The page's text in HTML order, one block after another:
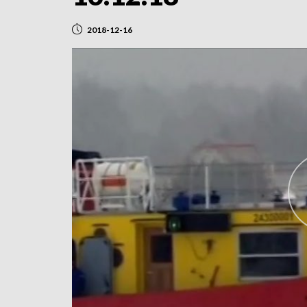
2018-12-16